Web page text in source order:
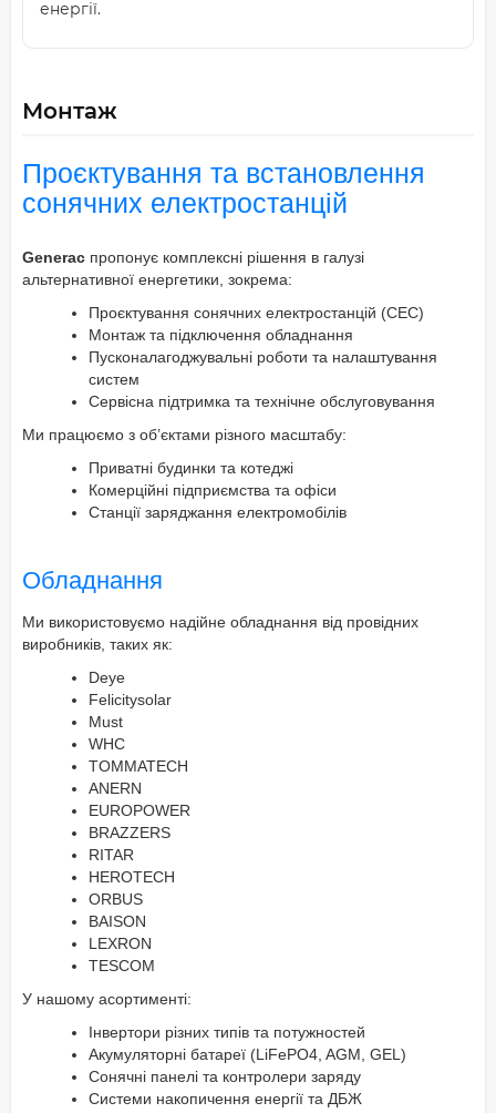
енергії.
Монтаж
Проєктування та встановлення
сонячних електростанцій
Generac пропонує комплексні рішення в галузі
альтернативної енергетики, зокрема:
Проєктування сонячних електростанцій (СЕС)
Монтаж та підключення обладнання
Пусконалагоджувальні роботи та налаштування
систем
Сервісна підтримка та технічне обслуговування
Ми працюємо з об’єктами різного масштабу:
Приватні будинки та котеджі
Комерційні підприємства та офіси
Станції заряджання електромобілів
Обладнання
Ми використовуємо надійне обладнання від провідних
виробників, таких як:
Deye
Felicitysolar
Must
WHC
TOMMATECH
ANERN
EUROPOWER
BRAZZERS
RITAR
HEROTECH
ORBUS
BAISON
LEXRON
TESCOM
У нашому асортименті:
Інвертори різних типів та потужностей
Акумуляторні батареї (LiFePO4, AGM, GEL)
Сонячні панелі та контролери заряду
Системи накопичення енергії та ДБЖ